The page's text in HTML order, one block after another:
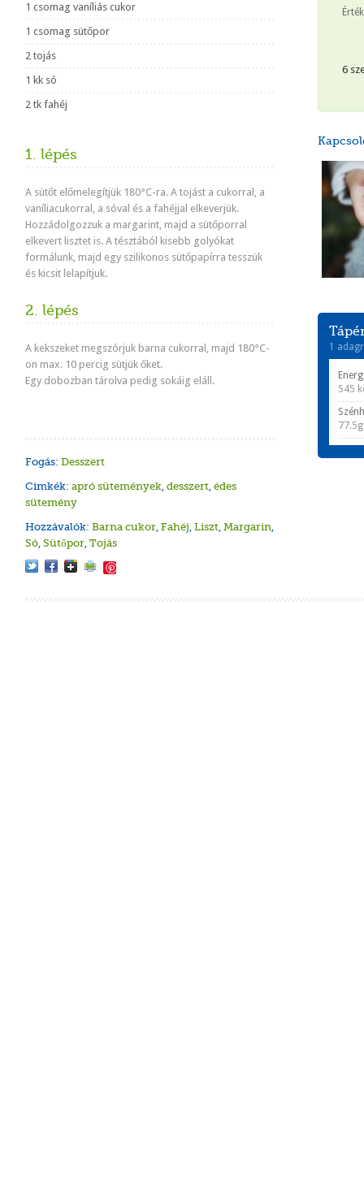
1 csomag vaníliás cukor
1 csomag sütőpor
2 tojás
1 kk só
2 tk fahéj
1. lépés
A sütőt előmelegítjük 180°C-ra. A tojást a cukorral, a
vaníliacukorral, a sóval és a fahéjjal elkeverjük.
Hozzádolgozzuk a margarint, majd a sütőporral
elkevert lisztet is. A tésztából kisebb golyókat
formálunk, majd egy szilikonos sütőpapírra tesszük
és kicsit lelapítjuk.
2. lépés
A kekszeket megszórjuk barna cukorral, majd 180°C-
on max. 10 percig sütjük őket.
Egy dobozban tárolva pedig sokáig eláll.
Fogás: Desszert
Cimkék: apró sütemények, desszert, édes
sütemény
Hozzávalók: Barna cukor, Fahéj, Liszt, Margarin,
Só, Sütőpor, Tojás
6
1
545
77.5g